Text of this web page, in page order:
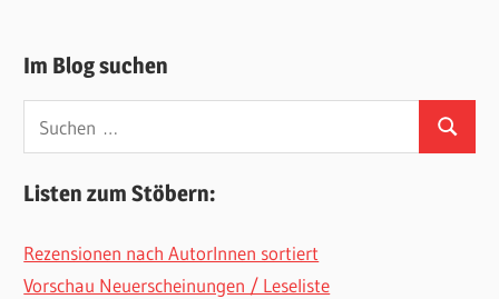
Im Blog suchen
nach:
Suchen
Listen zum Stöbern:
Rezensionen nach AutorInnen sortiert
Vorschau Neuerscheinungen / Leseliste